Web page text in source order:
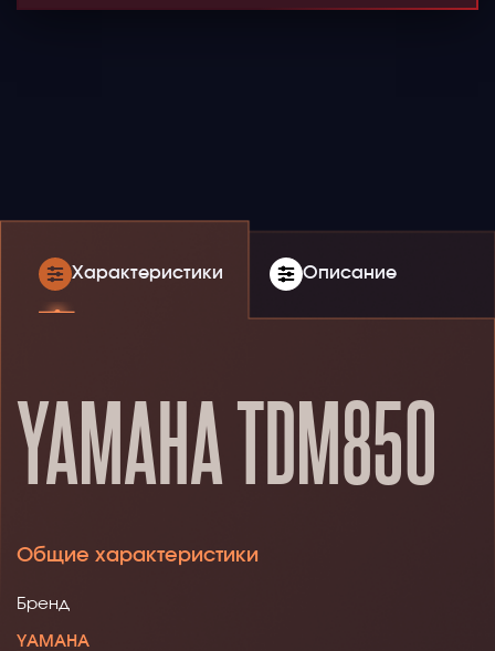
Характеристики Описание
YAMAHA TDM850
Общие характеристики
Бренд
YAMAHA